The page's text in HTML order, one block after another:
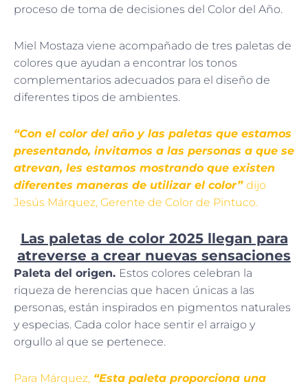
proceso de toma de decisiones del Color del Año.
Miel Mostaza viene acompañado de tres paletas de
colores que ayudan a encontrar los tonos
complementarios adecuados para el diseño de
diferentes tipos de ambientes.
“Con el color del año y las paletas que estamos
presentando, invitamos a las personas a que se
atrevan, les estamos mostrando que existen
diferentes maneras de utilizar el color” dijo
Jesús Márquez, Gerente de Color de Pintuco.
Las paletas de color 2025 llegan para
atreverse a crear nuevas sensaciones
Paleta del origen. Estos colores celebran la
riqueza de herencias que hacen únicas a las
personas, están inspirados en pigmentos naturales
y especias. Cada color hace sentir el arraigo y
orgullo al que se pertenece.
Para Márquez, “Esta paleta proporciona una